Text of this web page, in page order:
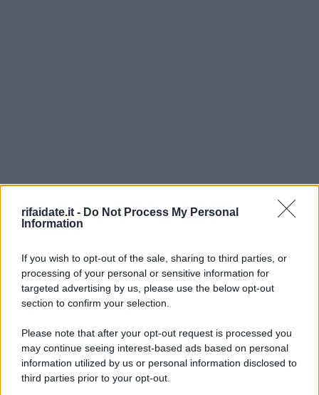
rifaidate.it - Do Not Process My Personal
Information
If you wish to opt-out of the sale, sharing to third parties, or
processing of your personal or sensitive information for
targeted advertising by us, please use the below opt-out
section to confirm your selection.
Please note that after your opt-out request is processed you
may continue seeing interest-based ads based on personal
information utilized by us or personal information disclosed to
third parties prior to your opt-out.